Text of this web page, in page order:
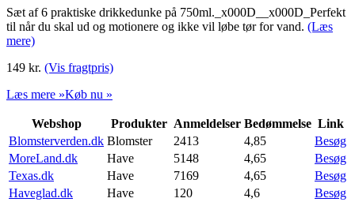
Sæt af 6 praktiske drikkedunke på 750ml._x000D__x000D_Perfekt
til når du skal ud og motionere og ikke vil løbe tør for vand. (Læs
mere)
149 kr. (Vis fragtpris)
Læs mere »Køb nu »
Webshop Produkter Anmeldelser Bedømmelse Link
Blomsterverden.dk Blomster 2413 4,85
Besøg
MoreLand.dk
Have 5148 4,65
Besøg
Texas.dk
Have 7169 4,65
Besøg
Haveglad.dk
Have 120 4,6
Besøg